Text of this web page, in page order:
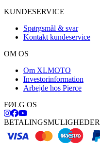
KUNDESERVICE
Spørgsmål & svar
Kontakt kundeservice
OM OS
Om XLMOTO
Investorinformation
Arbejde hos Pierce
FØLG OS
BETALINGSMULIGHEDER